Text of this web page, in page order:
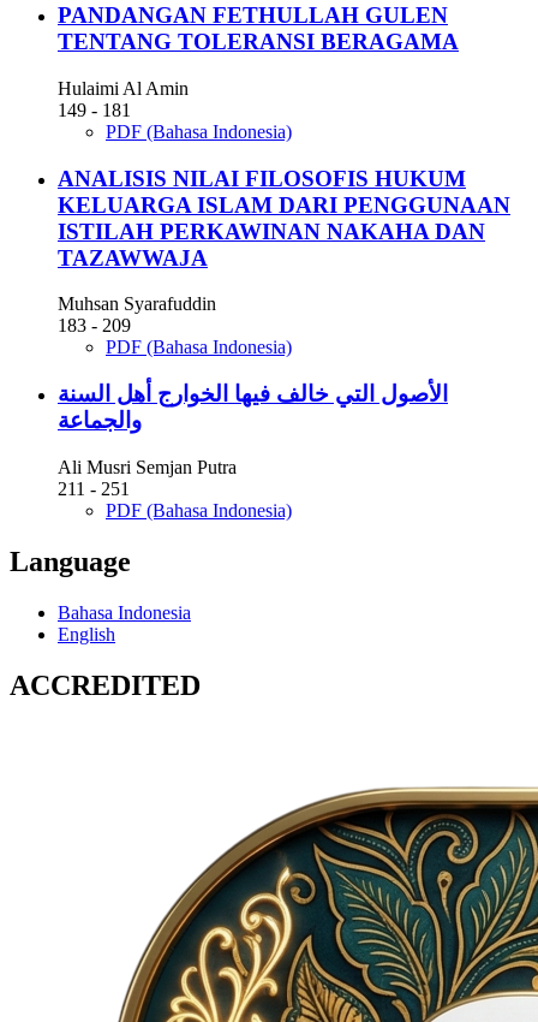
PANDANGAN FETHULLAH GULEN
TENTANG TOLERANSI BERAGAMA
Hulaimi Al Amin
149 - 181
PDF (Bahasa Indonesia)
ANALISIS NILAI FILOSOFIS HUKUM
KELUARGA ISLAM DARI PENGGUNAAN
ISTILAH PERKAWINAN NAKAHA DAN
TAZAWWAJA
Muhsan Syarafuddin
183 - 209
PDF (Bahasa Indonesia)
الأصول التي خالف فيها الخوارج أهل السنة
والجماعة
Ali Musri Semjan Putra
211 - 251
PDF (Bahasa Indonesia)
Language
Bahasa Indonesia
English
ACCREDITED